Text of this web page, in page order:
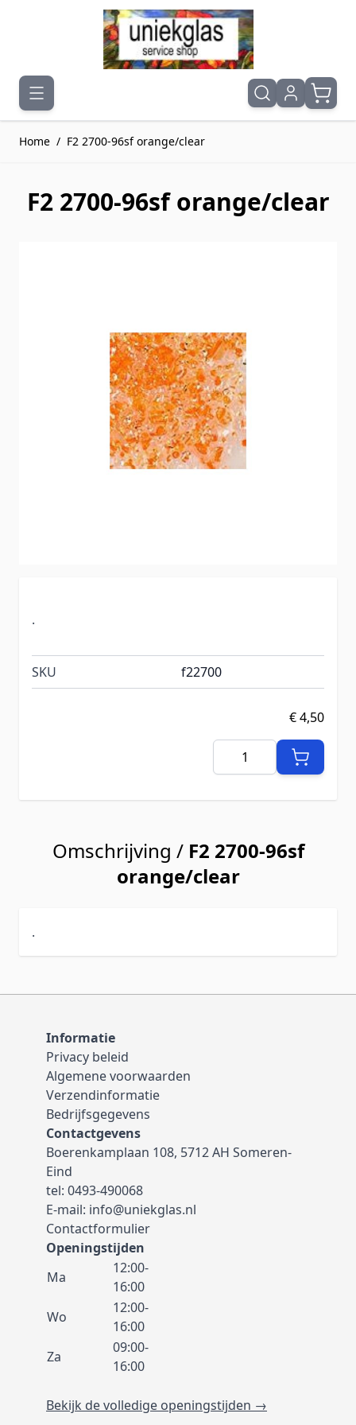
Ga naar de inhoud
Home / F2 2700-96sf orange/clear
F2 2700-96sf orange/clear
.
SKU f22700
€ 4,50
Aantal
Omschrijving / F2 2700-96sf
orange/clear
.
Informatie
Privacy beleid
Algemene voorwaarden
Verzendinformatie
Bedrijfsgegevens
Contactgevens
Boerenkamplaan 108, 5712 AH Someren-
Eind
tel: 0493-490068
E-mail: info@uniekglas.nl
Contactformulier
Openingstijden
Ma
12:00-
16:00
Wo
12:00-
16:00
Za
09:00-
16:00
Bekijk de volledige openingstijden →